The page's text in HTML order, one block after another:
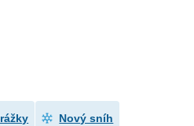
Nový sníh